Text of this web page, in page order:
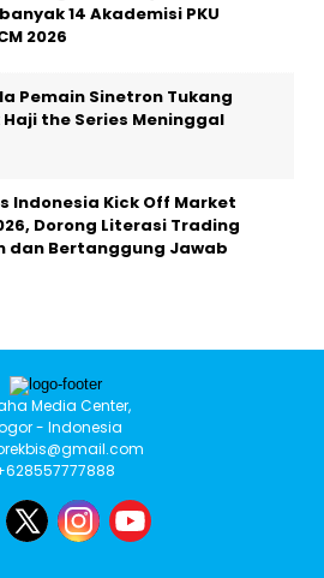
14 Akademisi PKU
2026
Pemain Sinetron Tukang
Haji the Series Meninggal
Indonesia Kick Off Market
Dorong Literasi Trading
dan Bertanggung Jawab
Media Center,
- Indonesia